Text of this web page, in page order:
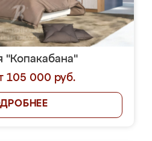
"Копакабана"
105 000 руб.